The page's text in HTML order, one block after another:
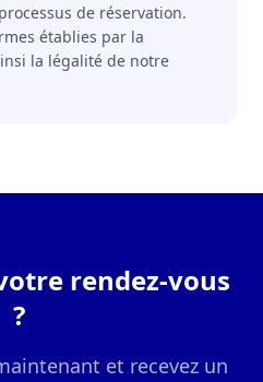
de réservation.
établies par la
la légalité de notre
rendez-vous
?
et recevez un